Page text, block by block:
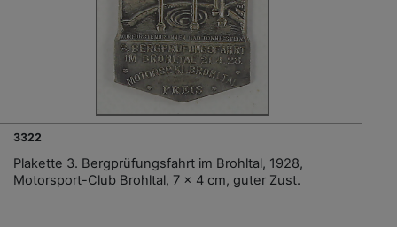
3322
Plakette 3. Bergprüfungsfahrt im Brohltal, 1928,
Motorsport-Club Brohltal, 7 x 4 cm, guter Zust.